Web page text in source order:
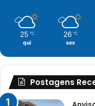
25 ℃
qui
26 ℃
sex
Postagens